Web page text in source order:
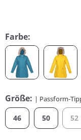
Farbe:
Größe: | Passform-
46 50 52